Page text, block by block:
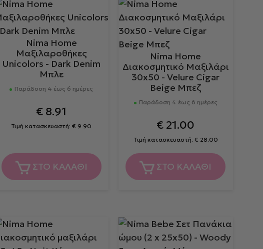
Nima Home
Μαξιλαροθήκες
Unicolors - Dark Denim
Μπλε
Παράδοση 4 έως 6 ημέρες
€ 8.91
Τιμή κατασκευαστή:€ 9.90
ΣΤΟ ΚΑΛΑΘΙ
Nima Home
Διακοσμητικό Μαξιλάρι
30x50 - Velure Cigar
Beige Μπεζ
Παράδοση 4 έως 6 ημέρες
€ 21.00
Τιμή κατασκευαστή: € 28.00
ΣΤΟ ΚΑΛΑΘΙ